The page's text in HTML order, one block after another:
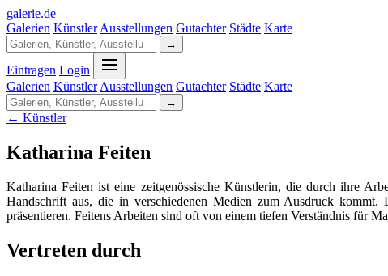
galerie.de
Galerien Künstler Ausstellungen Gutachter Städte Karte
→
Eintragen Login
Galerien Künstler Ausstellungen Gutachter Städte Karte
→
← Künstler
Katharina Feiten
Katharina Feiten ist eine zeitgenössische Künstlerin, die durch ihre
Handschrift aus, die in verschiedenen Medien zum Ausdruck
präsentieren. Feitens Arbeiten sind oft von einem tiefen Verständnis für
Vertreten durch